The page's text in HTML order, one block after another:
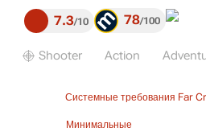
7.3 10 78 100
Shooter Action
Системные требования Far
Минимальные